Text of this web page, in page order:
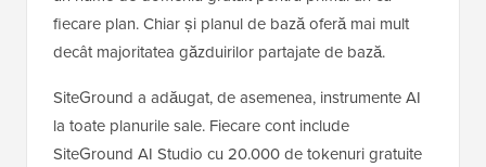
fiecare plan. Chiar și planul de bază oferă mai mult
decât majoritatea găzduirilor partajate de bază.
SiteGround a adăugat, de asemenea, instrumente AI
la toate planurile sale. Fiecare cont include
SiteGround AI Studio cu 20.000 de tokenuri gratuite